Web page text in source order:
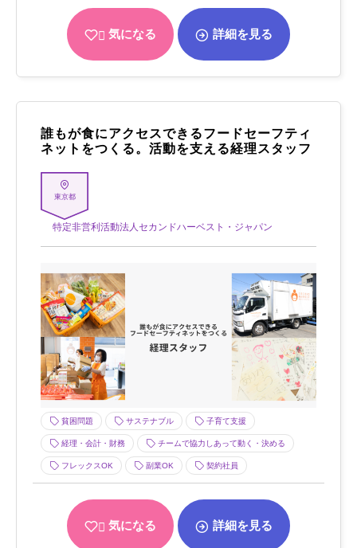
気になる 詳細を見る
誰もが食にアクセスできるフードセーフティ
ネットをつくる。活動を支える経理スタッフ
東京都
特定非営利活動法人セカンドハーベスト・ジャパン
貧困問題 サステナブル 子育て支援
経理・会計・財務 チームで協力しあって動く・決める
フレックスOK 副業OK 契約社員
気になる 詳細を見る